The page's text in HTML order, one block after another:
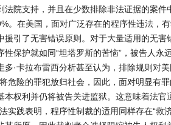
法院支持，并且在少数排除非法证据的案
。在美国，面对广泛存在的程序性违法，
援引了无害错误原则。对于大量适用的无
性保护就如同“坦塔罗斯的苦恼”，被告人永
多·卡拉布雷西分析甚至认为，排除规则对
危险的罪犯放归社会，因此，面对明显有
本权利并仍将被告关进监狱。这意味着法
实践表明，程序性制裁的适用同样存在“救